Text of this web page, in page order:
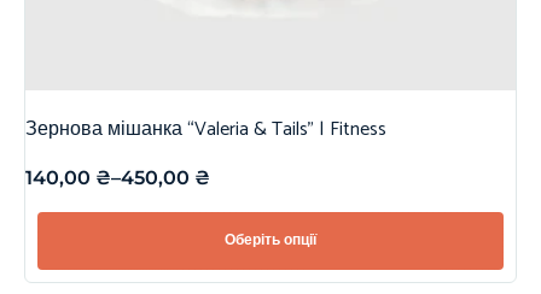
Зернова мішанка “Valeria & Tails” | Fitness
140,00 ₴–450,00 ₴
Оберіть опції